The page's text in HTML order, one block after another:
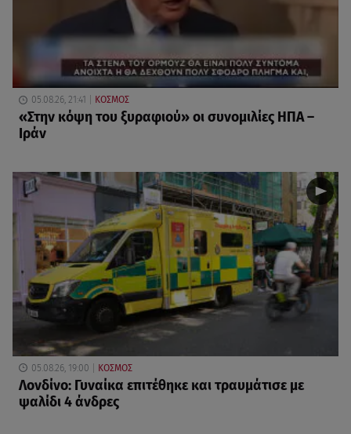
05.08.26, 21:41 ΚΟΣΜΟΣ
«Στην κόψη του ξυραφιού» οι συνομιλίες ΗΠΑ –
Ιράν
05.08.26, 19:00 ΚΟΣΜΟΣ
Λονδίνο: Γυναίκα επιτέθηκε και τραυμάτισε με
ψαλίδι 4 άνδρες